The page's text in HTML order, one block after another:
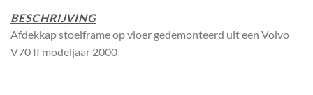
BESCHRIJVING
Afdekkap stoelframe op vloer gedemonteerd uit een Volvo
V70 II modeljaar 2000